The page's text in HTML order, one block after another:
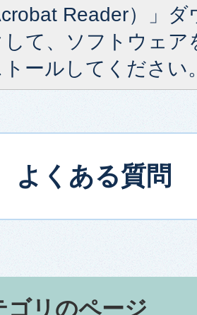
Reader）」
して、ソフトウェア
トールしてください
よくある質問
ゴリのページ